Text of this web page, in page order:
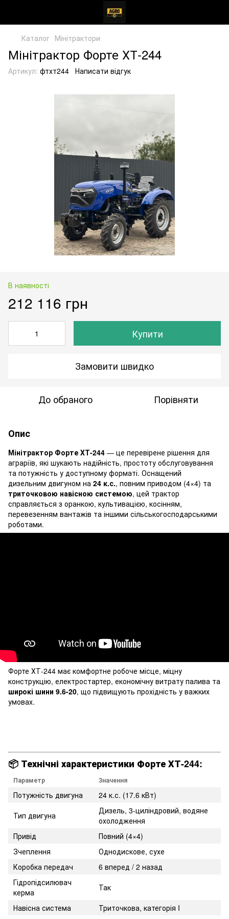
Каталог Мінітрактори
Мінітрактор Форте ХТ-244
Артикул: фтхт244 Написати відгук
В наявності
212 116 грн
Купити
Замовити швидко
До обраного Порівняти
Опис
Мінітрактор Форте ХТ-244 — це перевірене рішення для
аграріїв, які шукають надійність, простоту обслуговування
та потужність у доступному форматі. Оснащений
дизельним двигуном на 24 к.с., повним приводом (4×4) та
триточковою навісною системою, цей трактор
справляється з оранкою, культивацією, косінням,
перевезенням вантажів та іншими сільськогосподарськими
роботами.
Форте ХТ-244 має комфортне робоче місце, міцну
конструкцію, електростартер, економічну витрату палива та
широкі шини 9.6-20, що підвищують прохідність у важких
умовах.
📦 Технічні характеристики Форте ХТ-244:
Параметр Значення
Потужність двигуна
24 к.с. (17.6 кВт)
Тип двигуна
Дизель, 3-циліндровий, водяне
охолодження
Привід
Повний (4×4)
Зчеплення
Однодискове, сухе
Коробка передач
6 вперед / 2 назад
Гідропідсилювач
керма
Так
Навісна система
Триточкова, категорія I